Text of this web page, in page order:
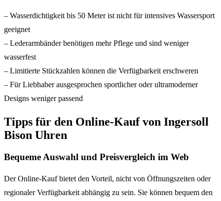
– Wasserdichtigkeit bis 50 Meter ist nicht für intensives Wassersport
geeignet
– Lederarmbänder benötigen mehr Pflege und sind weniger
wasserfest
– Limitierte Stückzahlen können die Verfügbarkeit erschweren
– Für Liebhaber ausgesprochen sportlicher oder ultramoderner
Designs weniger passend
Tipps für den Online-Kauf von Ingersoll
Bison Uhren
Bequeme Auswahl und Preisvergleich im Web
Der Online-Kauf bietet den Vorteil, nicht von Öffnungszeiten oder
regionaler Verfügbarkeit abhängig zu sein. Sie können bequem den